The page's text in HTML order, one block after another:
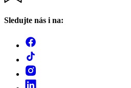
Sledujte nás i na: